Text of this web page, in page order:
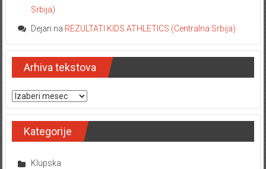
Srbija)
Dejan na REZULTATI KIDS ATHLETICS (Centralna Srbija)
Arhiva tekstova
Arhiva tekstova
Kategorije
Klupska